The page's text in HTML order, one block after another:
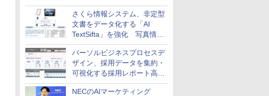
と危機管理広報を一体的に訓
練するプログラムを提供
さくら情報システム、非定型
文書をデータ化する「AI
TextSifta」を強化 写真情報
のデータ化などに対応
パーソルビジネスプロセスデ
ザイン、採用データを集約・
可視化する採用レポート高速
化サービスを提供
NECのAIマーケティング